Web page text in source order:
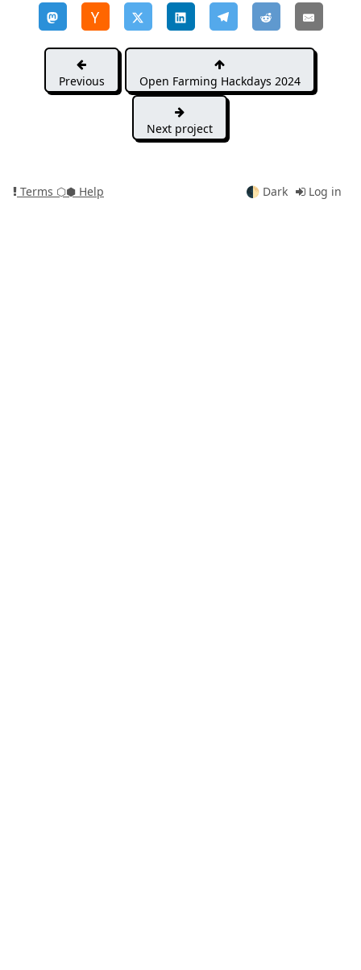
Previous Open Farming Hackdays 2024
Next project
Terms ⬡⬢ Help 🌓 Dark Log in